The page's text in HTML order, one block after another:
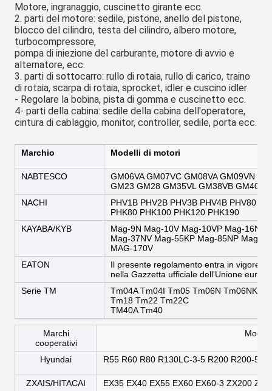
Motore, ingranaggio, cuscinetto girante ecc.
2. parti del motore: sedile, pistone, anello del pistone,
blocco del cilindro, testa del cilindro, albero motore,
turbocompressore,
pompa di iniezione del carburante, motore di avvio e
alternatore, ecc.
3. parti di sottocarro: rullo di rotaia, rullo di carico, traino
di rotaia, scarpa di rotaia, sprocket, idler e cuscino idler
- Regolare la bobina, pista di gomma e cuscinetto ecc.
4- parti della cabina: sedile della cabina dell'operatore,
cintura di cablaggio, monitor, controller, sedile, porta ecc.
Marchio Modelli di motori
NABTESCO
GM06VA GM07VC GM08VA GM09VN
GM23 GM28 GM35VL GM38VB
NACHI
PHV1B PHV2B PHV3B PHV4B PHV80
PHK80 PHK100 PHK120 PHK190
KAYABA/KYB
Mag-9N Mag-10V Mag-10VP Mag-16N
Mag-37NV Mag-55KP Mag-85NP Mag-
MAG-170V
EATON
Il presente regolamento entra in vigore il
nella Gazzetta ufficiale dell'Unione
Serie TM
Tm04A Tm04I Tm05 Tm06N Tm06NK
Tm18 Tm22 Tm22C
TM40A Tm40
Marchi
cooperativi
Hyundai R55 R60 R80 R130LC-3-5 R200 R200-5
ZXAIS/HITACAI EX35 EX40 EX55 EX60 EX60-3 ZX200